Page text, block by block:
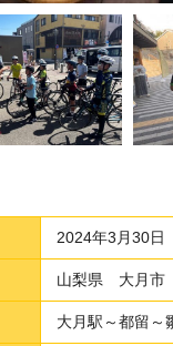
2024年3月30日
山梨県 大月市
大月駅～都留～